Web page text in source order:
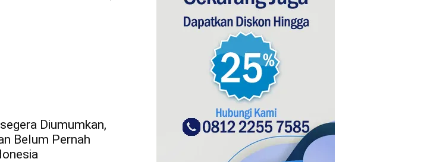
Diumumkan,
Belum Pernah